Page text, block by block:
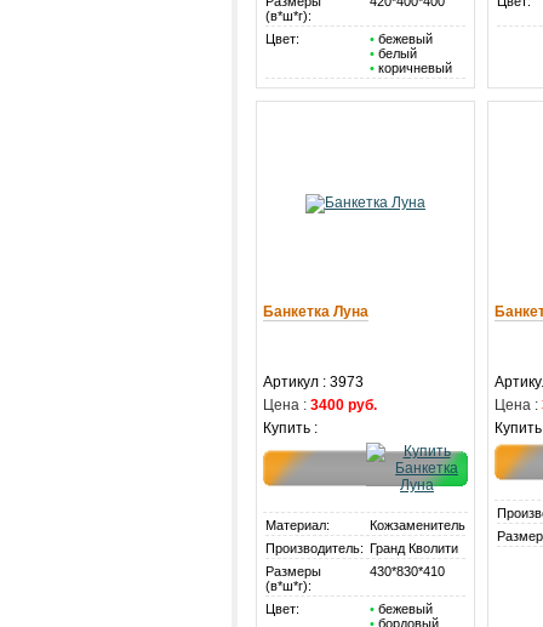
(в*ш*г):
Цвет: • бежевый
• белый
• коричневый
Банкетка Луна
Артикул : 3973
Цена : 3400 руб.
Купить :
Материал:
Кожзаменитель
Производитель: Гранд Кволити
Размеры
(в*ш*г):
430*830*410
Цвет: • бежевый
• бордовый
Цена :